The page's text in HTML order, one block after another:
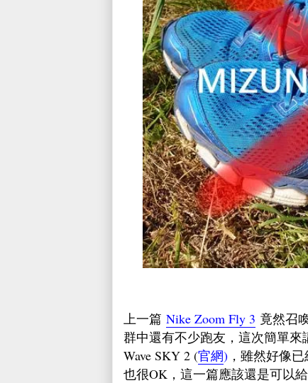
上一篇 Nike Zoom Fly 3 竟然召
群中還有不少跑友，這次簡單來
Wave SKY 2 (官網) ，雖然好像
也很OK，這一篇應該還是可以給